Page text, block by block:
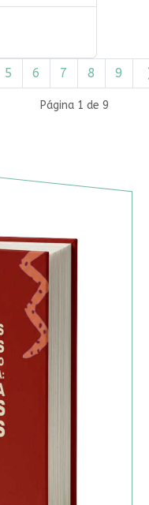
Página 1 de 9
5 6 7 8 9